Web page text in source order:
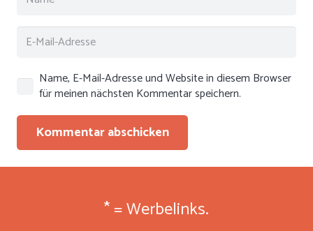
Name, E-Mail-Adresse und Website in diesem Browser
für meinen nächsten Kommentar speichern.
Kommentar abschicken
* = Werbelinks.